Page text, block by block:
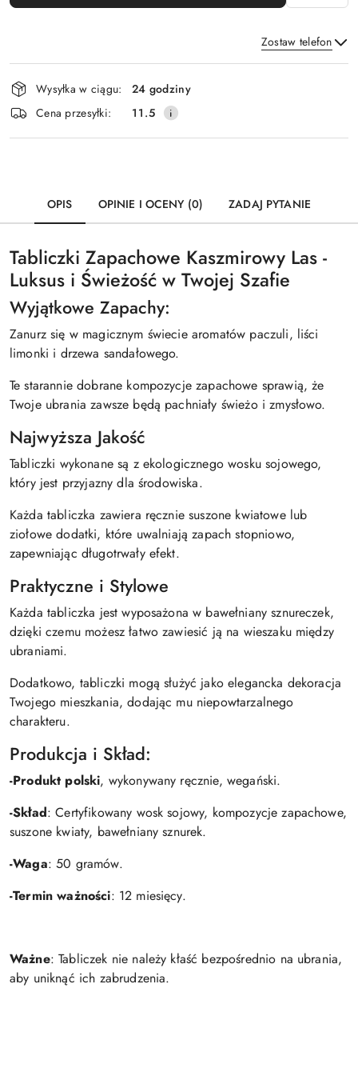
Zostaw telefon
Wyślij
Dostępność
i
dostawa
Wysyłka w ciągu:
24 godziny
Cena przesyłki:
11.5
OPIS OPINIE I OCENY (0) ZADAJ PYTANIE
Tabliczki Zapachowe Kaszmirowy Las -
Luksus i Świeżość w Twojej Szafie
Wyjątkowe Zapachy:
Zanurz się w magicznym świecie aromatów paczuli, liści
limonki i drzewa sandałowego.
Te starannie dobrane kompozycje zapachowe sprawią, że
Twoje ubrania zawsze będą pachniały świeżo i zmysłowo.
Najwyższa Jakość
Tabliczki wykonane są z ekologicznego wosku sojowego,
który jest przyjazny dla środowiska.
Każda tabliczka zawiera ręcznie suszone kwiatowe lub
ziołowe dodatki, które uwalniają zapach stopniowo,
zapewniając długotrwały efekt.
Praktyczne i Stylowe
Każda tabliczka jest wyposażona w bawełniany sznureczek,
dzięki czemu możesz łatwo zawiesić ją na wieszaku między
ubraniami.
Dodatkowo, tabliczki mogą służyć jako elegancka dekoracja
Twojego mieszkania, dodając mu niepowtarzalnego
charakteru.
Produkcja i Skład:
-Produkt polski, wykonywany ręcznie, wegański.
-Skład: Certyfikowany wosk sojowy, kompozycje zapachowe,
suszone kwiaty, bawełniany sznurek.
-Waga: 50 gramów.
-Termin ważności: 12 miesięcy.
Ważne: Tabliczek nie należy kłaść bezpośrednio na ubrania,
aby uniknąć ich zabrudzenia.